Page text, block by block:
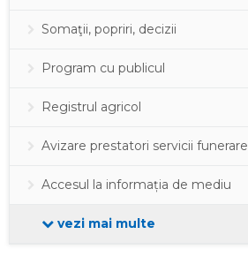
Somaţii, popriri, decizii
Program cu publicul
Registrul agricol
Avizare prestatori servicii funerare
Accesul la informația de mediu
vezi mai multe